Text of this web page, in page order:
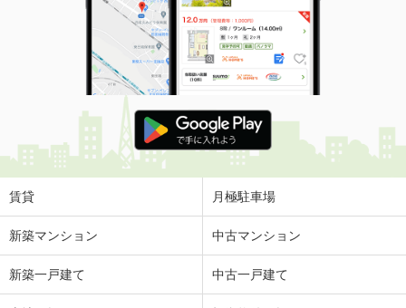
賃貸 月極駐車場
新築マンション 中古マンション
新築一戸建て 中古一戸建て